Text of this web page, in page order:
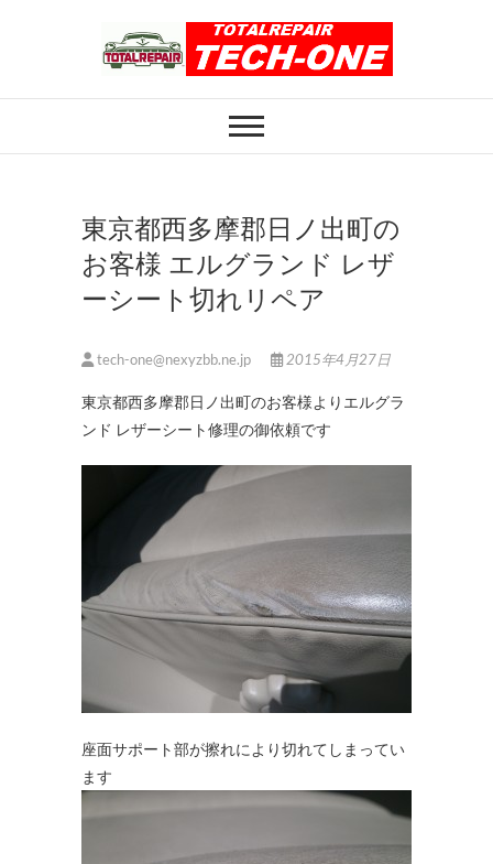
ホイール修理のト
ータルリペアテッ
クワン
東京都西多摩郡日ノ出町の
お客様 エルグランド レザ
ーシート切れリペア
tech-one@nexyzbb.ne.jp 2015年4月27日
東京都西多摩郡日ノ出町のお客様よりエルグラ
ンド レザーシート修理の御依頼です
座面サポート部が擦れにより切れてしまってい
ます